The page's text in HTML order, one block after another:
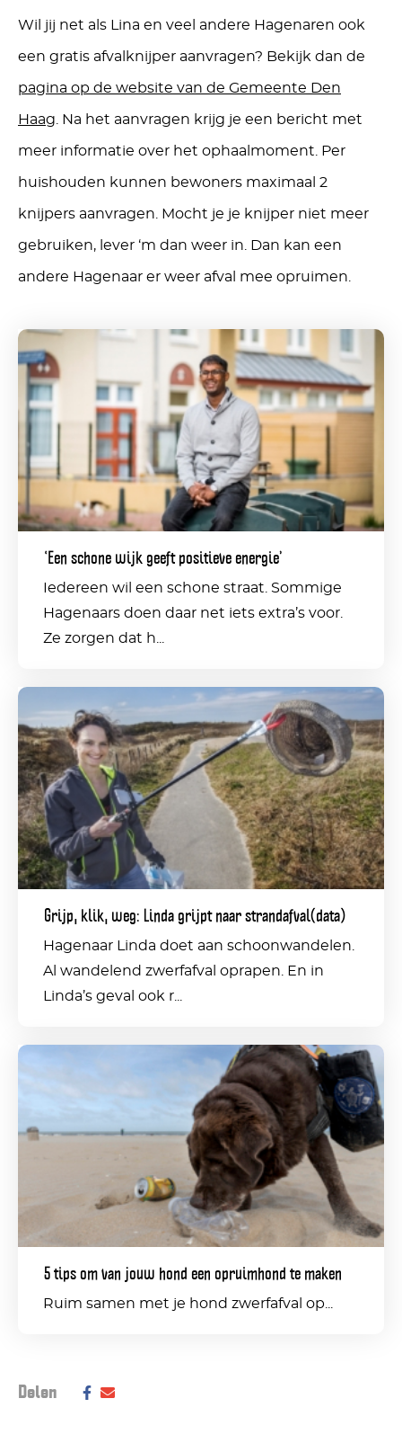
Wil jij net als Lina en veel andere Hagenaren ook
een gratis afvalknijper aanvragen? Bekijk dan de
pagina op de website van de Gemeente Den
Haag . Na het aanvragen krijg je een bericht met
meer informatie over het ophaalmoment. Per
huishouden kunnen bewoners maximaal 2
knijpers aanvragen. Mocht je je knijper niet meer
gebruiken, lever ‘m dan weer in. Dan kan een
andere Hagenaar er weer afval mee opruimen.
schone
wijk
positieve
energie’
‘Een schone wijk geeft positieve energie’
Iedereen wil een schone straat. Sommige
Hagenaars doen daar net iets extra’s voor.
Ze zorgen dat h...
klik,
weg:
Linda
grijpt
naar
strandafval(data)
Grijp, klik, weg: Linda grijpt naar strandafval(data)
Hagenaar Linda doet aan schoonwandelen.
Al wandelend zwerfafval oprapen. En in
Linda’s geval ook r...
hond
een
opruimhond
5 tips om van jouw hond een opruimhond te maken
Ruim samen met je hond zwerfafval op...
Delen DeelDelen